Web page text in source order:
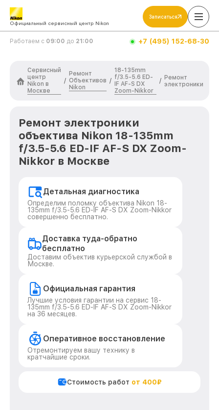
Официальный сервисный центр Nikon
Записаться
Работаем с 09:00 до 21:00 +7 (495) 152-68-30
Сервисный
центр
Nikon в
Москве
/
Ремонт
Объективов
Nikon
/
18-135mm
f/3.5-5.6 ED-
IF AF-S DX
Zoom-Nikkor
/ Ремонт
электроники
Ремонт электроники
объектива Nikon 18-135mm
f/3.5-5.6 ED-IF AF-S DX Zoom-
Nikkor в Москве
Детальная диагностика
Определим поломку объектива Nikon 18-
135mm f/3.5-5.6 ED-IF AF-S DX Zoom-Nikkor
совершенно бесплатно.
Доставка туда-обратно
бесплатно
Доставим объектив курьерской службой в
Москве.
Официальная гарантия
Лучшие условия гарантии на сервис 18-
135mm f/3.5-5.6 ED-IF AF-S DX Zoom-Nikkor
на 36 месяцев.
Оперативное восстановление
Отремонтируем вашу технику в
кратчайшие сроки.
Стоимость работ от 400₽